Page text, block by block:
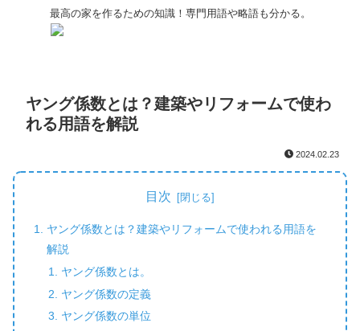
最高の家を作るための知識！専門用語や略語も分かる。
ヤング係数とは？建築やリフォームで使わ
れる用語を解説
2024.02.23
目次
ヤング係数とは？建築やリフォームで使われる用語を
解説
ヤング係数とは。
ヤング係数の定義
ヤング係数の単位